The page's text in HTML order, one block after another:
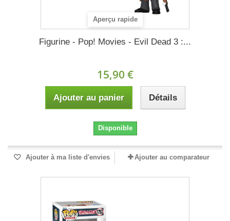
Aperçu rapide
Figurine - Pop! Movies - Evil Dead 3 :...
15,90 €
Ajouter au panier Détails
Disponible
Ajouter à ma liste d'envies Ajouter au comparateur